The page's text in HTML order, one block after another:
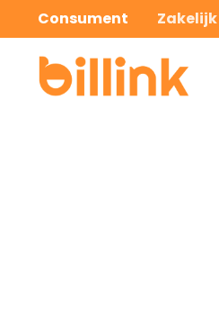
Consument Zakelijk